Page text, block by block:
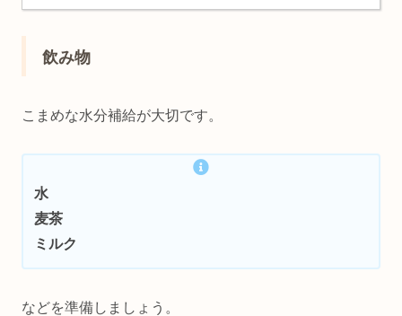
飲み物
こまめな水分補給が大切です。
水
麦茶
ミルク
などを準備しましょう。